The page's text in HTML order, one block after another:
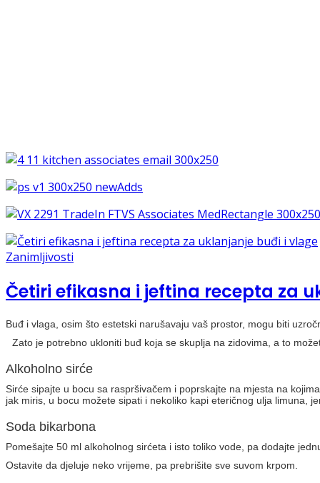
Zanimljivosti
Četiri efikasna i jeftina recepta za
Buđ i vlaga, osim što estetski narušavaju vaš prostor, mogu biti
Zato je potrebno ukloniti buđ koja se skuplja na zidovima, a to
Alkoholno sirće
Sirće sipajte u bocu sa raspršivačem i poprskajte na mjesta na
jak miris, u bocu možete sipati i nekoliko kapi eteričnog ulja limuna,
Soda bikarbona
Pomešajte 50 ml alkoholnog sirćeta i isto toliko vode, pa dodajte
Ostavite da djeluje neko vrijeme, pa prebrišite sve suvom krpom.